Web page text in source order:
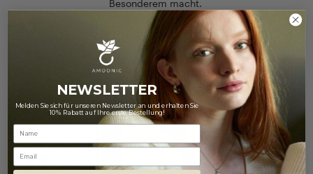
Besonderem macht.
Zu unserer Verpackung
NEWSLETTER
Melden Sie sich für unseren Newsletter an und erhalten Sie
10% Rabatt auf Ihre erste Bestellung!
Email